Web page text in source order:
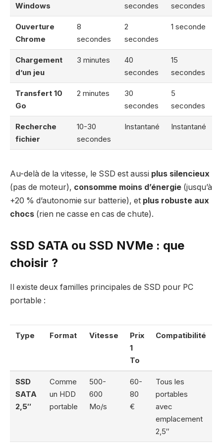
Windows
secondes
secondes
Ouverture
Chrome
8
secondes
2
secondes
1 seconde
Chargement
d’un jeu
3 minutes
40
secondes
15
secondes
Transfert 10
Go
2 minutes
30
secondes
5
secondes
Recherche
fichier
10-30
secondes
Instantané Instantané
Au-delà de la vitesse, le SSD est aussi plus silencieux
(pas de moteur), consomme moins d’énergie (jusqu’à
+20 % d’autonomie sur batterie), et plus robuste aux
chocs (rien ne casse en cas de chute).
SSD SATA ou SSD NVMe : que
choisir ?
Il existe deux familles principales de SSD pour PC
portable :
Type Format Vitesse
Prix
1
To
Compatibilité
SSD
SATA
2,5″
Comme
un HDD
portable
500-
600
Mo/s
60-
80
€
Tous les
portables
avec
emplacement
2,5″